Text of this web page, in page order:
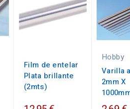
Film de entelar
Plata brillante
(2mts)
Hobby
Varilla
2mm X